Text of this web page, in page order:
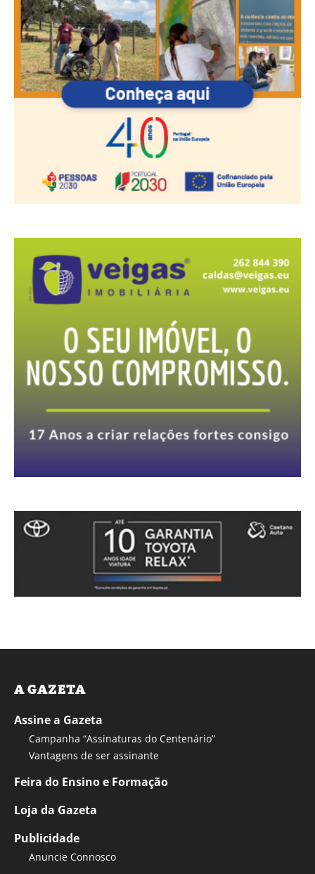
A GAZETA
Assine a Gazeta
Campanha “Assinaturas do Centenário”
Vantagens de ser assinante
Feira do Ensino e Formação
Loja da Gazeta
Publicidade
Anuncie Connosco